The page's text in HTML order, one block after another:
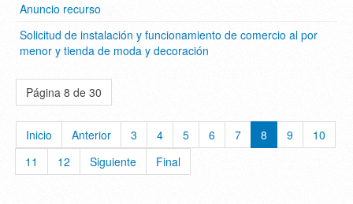
Anuncio recurso
Solicitud de instalación y funcionamiento de comercio al por
menor y tienda de moda y decoración
Página 8 de 30
Inicio Anterior 3 4 5 6 7 8 9
10
11
12 Siguiente Final